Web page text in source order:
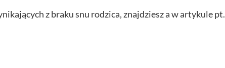
z braku snu rodzica, znajdziesz a w artykule pt.